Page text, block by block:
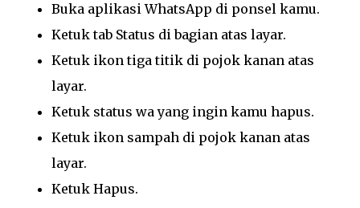
Buka aplikasi WhatsApp di ponsel kamu.
Ketuk tab Status di bagian atas layar.
Ketuk ikon tiga titik di pojok kanan atas
layar.
Ketuk status wa yang ingin kamu hapus.
Ketuk ikon sampah di pojok kanan atas
layar.
Ketuk Hapus.